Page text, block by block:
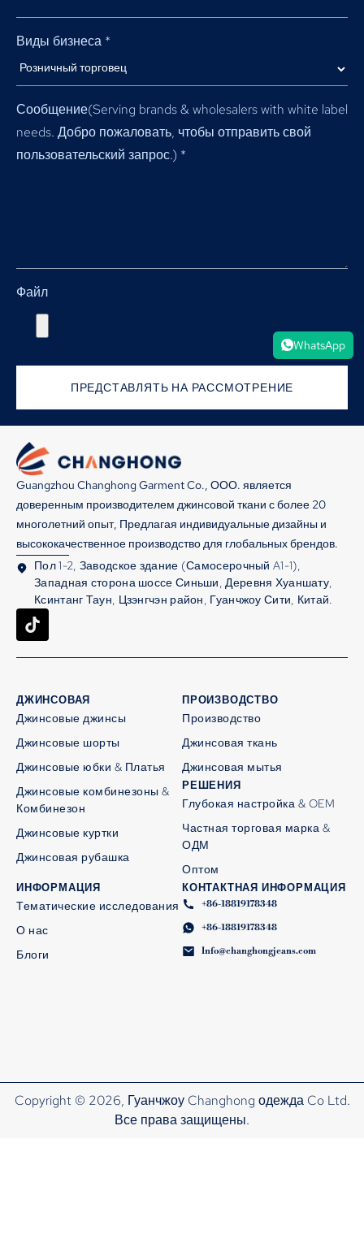
Виды бизнеса *
Сообщение(Serving brands & wholesalers with white label
needs. Добро пожаловать, чтобы отправить свой
пользовательский запрос.) *
Файл
ПРЕДСТАВЛЯТЬ НА РАССМОТРЕНИЕ
Guangzhou Changhong Garment Co., ООО. является
доверенным производителем джинсовой ткани с более 20
многолетний опыт, Предлагая индивидуальные дизайны и
высококачественное производство для глобальных брендов.
Пол 1-2, Заводское здание (Самосерочный A1-1),
Западная сторона шоссе Синьши, Деревня Хуаншату,
Ксинтанг Таун, Цзэнгчэн район, Гуанчжоу Сити, Китай.
ДЖИНСОВАЯ
Джинсовые джинсы
Джинсовые шорты
Джинсовые юбки & Платья
Джинсовые комбинезоны &
Комбинезон
Джинсовые куртки
Джинсовая рубашка
ПРОИЗВОДСТВО
Производство
Джинсовая ткань
Джинсовая мытья
РЕШЕНИЯ
Глубокая настройка & OEM
Частная торговая марка &
ОДМ
Оптом
ИНФОРМАЦИЯ
Тематические исследования
О нас
Блоги
КОНТАКТНАЯ ИНФОРМАЦИЯ
+86-18819178348
+86-18819178348
Info@changhongjeans.com
Copyright © 2026, Гуанчжоу Changhong одежда Co Ltd.
Все права защищены.
WhatsApp